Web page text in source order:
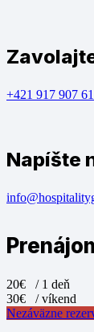
+421 917 907
Napíšte
20€ / 1 deň
30€ / víkend
Nezáväzne